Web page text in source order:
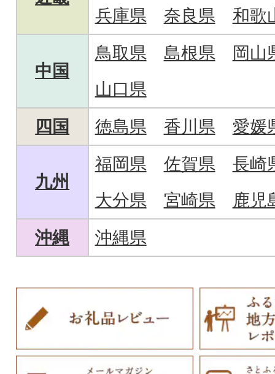
兵庫県
奈良県 和歌
中国
鳥取県 島根県
岡山
山口県
四国
徳島県 香川県 愛媛
九州
福岡県 佐賀県
長崎
大分県
宮崎県
鹿児
沖縄
沖縄県